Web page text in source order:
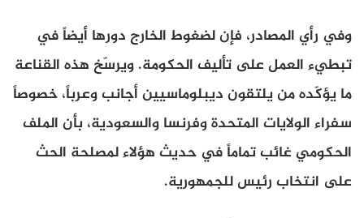
وفي رأي المصادر، فإن لضغوط الخارج دورها أيضاً في
تبطيء العمل على تأليف الحكومة. ويرسّخ هذه القناعة
ما يؤكّده من يلتقون ديبلوماسيين أجانب وعرباً، خصوصاً
سفراء الولايات المتحدة وفرنسا والسعودية، بأن الملف
الحكومي غائب تماماً في حديث هؤلاء لمصلحة الحث
على انتخاب رئيس للجمهورية.